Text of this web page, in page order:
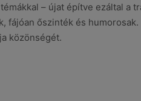
– újat építve ezáltal a
fájóan őszinték és
közönségét.